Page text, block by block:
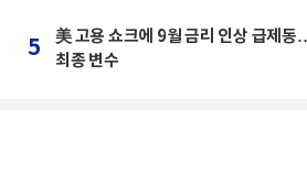
5
美 고용 쇼크에 9월 금리 인상 급제
최종 변수